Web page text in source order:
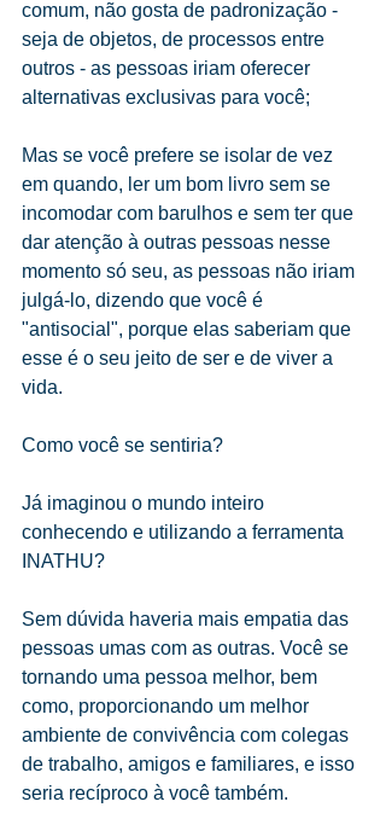
comum, não gosta de padronização -
seja de objetos, de processos entre
outros - as pessoas iriam oferecer
alternativas exclusivas para você;
Mas se você prefere se isolar de vez
em quando, ler um bom livro sem se
incomodar com barulhos e sem ter que
dar atenção à outras pessoas nesse
momento só seu, as pessoas não iriam
julgá-lo, dizendo que você é
"antisocial", porque elas saberiam que
esse é o seu jeito de ser e de viver a
vida.
Como você se sentiria?
Já imaginou o mundo inteiro
conhecendo e utilizando a ferramenta
INATHU?
Sem dúvida haveria mais empatia das
pessoas umas com as outras. Você se
tornando uma pessoa melhor, bem
como, proporcionando um melhor
ambiente de convivência com colegas
de trabalho, amigos e familiares, e isso
seria recíproco à você também.